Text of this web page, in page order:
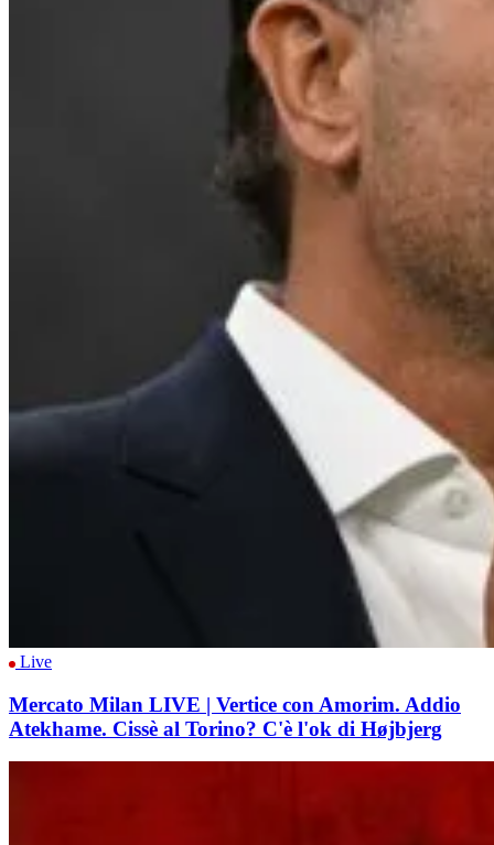
Live
Mercato Milan LIVE | Vertice con Amorim. Addio
Atekhame. Cissè al Torino? C'è l'ok di Højbjerg